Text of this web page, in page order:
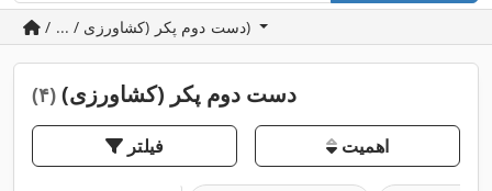
/ ... / دست دوم پکر (کشاورزی)
دست دوم پکر (کشاورزی) (۴)
فیلتر اهمیت